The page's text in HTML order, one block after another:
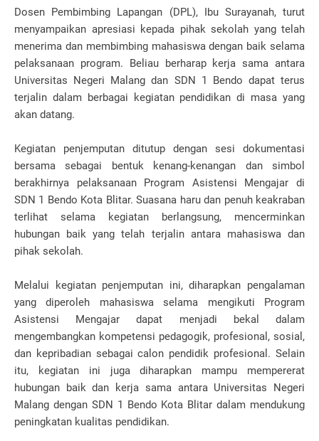
Dosen Pembimbing Lapangan (DPL), Ibu Surayanah, turut
menyampaikan apresiasi kepada pihak sekolah yang telah
menerima dan membimbing mahasiswa dengan baik selama
pelaksanaan program. Beliau berharap kerja sama antara
Universitas Negeri Malang dan SDN 1 Bendo dapat terus
terjalin dalam berbagai kegiatan pendidikan di masa yang
akan datang.
Kegiatan penjemputan ditutup dengan sesi dokumentasi
bersama sebagai bentuk kenang-kenangan dan simbol
berakhirnya pelaksanaan Program Asistensi Mengajar di
SDN 1 Bendo Kota Blitar. Suasana haru dan penuh keakraban
terlihat selama kegiatan berlangsung, mencerminkan
hubungan baik yang telah terjalin antara mahasiswa dan
pihak sekolah.
Melalui kegiatan penjemputan ini, diharapkan pengalaman
yang diperoleh mahasiswa selama mengikuti Program
Asistensi Mengajar dapat menjadi bekal dalam
mengembangkan kompetensi pedagogik, profesional, sosial,
dan kepribadian sebagai calon pendidik profesional. Selain
itu, kegiatan ini juga diharapkan mampu mempererat
hubungan baik dan kerja sama antara Universitas Negeri
Malang dengan SDN 1 Bendo Kota Blitar dalam mendukung
peningkatan kualitas pendidikan.